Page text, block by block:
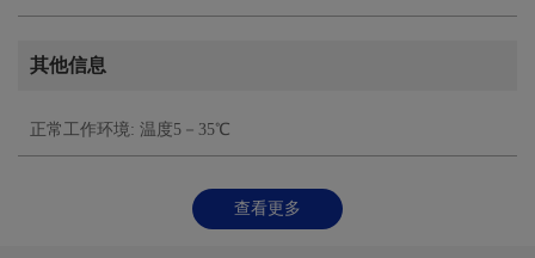
其他信息
正常工作环境: 温度5－35℃
查看更多